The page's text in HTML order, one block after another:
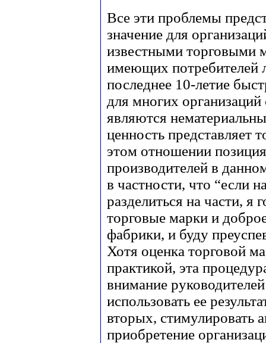
Все эти проблемы
значение для
известными торговыми
имеющих потребителей
последнее 10-летие
для многих
являются
ценность представляет
этом отношении
производителей в
в частности, что “если
разделиться на части, я
торговые марки и
фабрики, и буду
Хотя оценка торговой
практикой, эта
внимание
использовать ее
вторых, стимулировать
приобретение